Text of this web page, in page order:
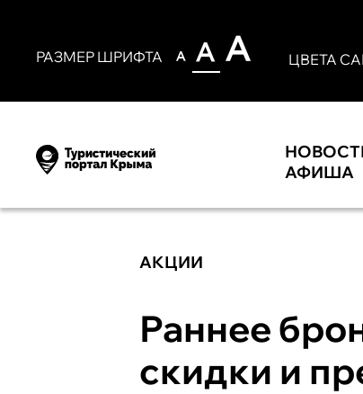
РАЗМЕР ШРИФТА ЦВЕТА
АФИША
АКЦИИ
Раннее
скидки и